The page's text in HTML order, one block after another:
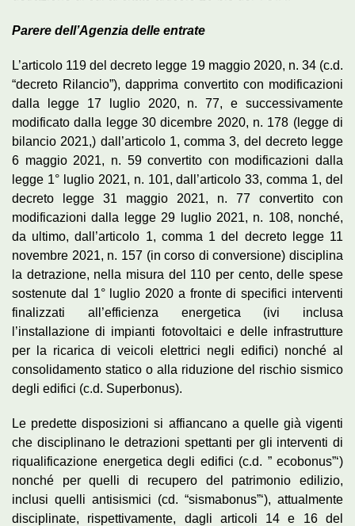
Parere dell’Agenzia delle entrate
L’articolo 119 del decreto legge 19 maggio 2020, n. 34 (c.d.
“decreto Rilancio”), dapprima convertito con modificazioni
dalla legge 17 luglio 2020, n. 77, e successivamente
modificato dalla legge 30 dicembre 2020, n. 178 (legge di
bilancio 2021,) dall’articolo 1, comma 3, del decreto legge
6 maggio 2021, n. 59 convertito con modificazioni dalla
legge 1° luglio 2021, n. 101, dall’articolo 33, comma 1, del
decreto legge 31 maggio 2021, n. 77 convertito con
modificazioni dalla legge 29 luglio 2021, n. 108, nonché,
da ultimo, dall’articolo 1, comma 1 del decreto legge 11
novembre 2021, n. 157 (in corso di conversione) disciplina
la detrazione, nella misura del 110 per cento, delle spese
sostenute dal 1° luglio 2020 a fronte di specifici interventi
finalizzati all’efficienza energetica (ivi inclusa
l’installazione di impianti fotovoltaici e delle infrastrutture
per la ricarica di veicoli elettrici negli edifici) nonché al
consolidamento statico o alla riduzione del rischio sismico
degli edifici (c.d. Superbonus).
Le predette disposizioni si affiancano a quelle già vigenti
che disciplinano le detrazioni spettanti per gli interventi di
riqualificazione energetica degli edifici (c.d. ” ecobonus”‘)
nonché per quelli di recupero del patrimonio edilizio,
inclusi quelli antisismici (cd. “sismabonus”‘), attualmente
disciplinate, rispettivamente, dagli articoli 14 e 16 del